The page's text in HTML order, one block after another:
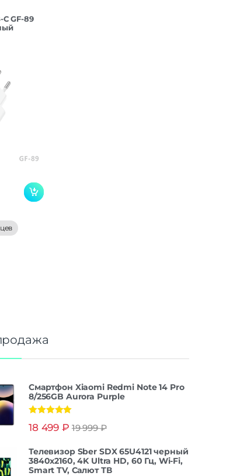
C GF-89
Смартфон Xiaomi Redmi Note 14 Pro
8/256GB Aurora Purple
из 5
18 499 ₽ 19 999₽
Телевизор Sber SDX 65U4121 черный
3840x2160, 4K Ultra HD, 60 Гц, Wi-Fi,
Smart TV, Салют ТВ